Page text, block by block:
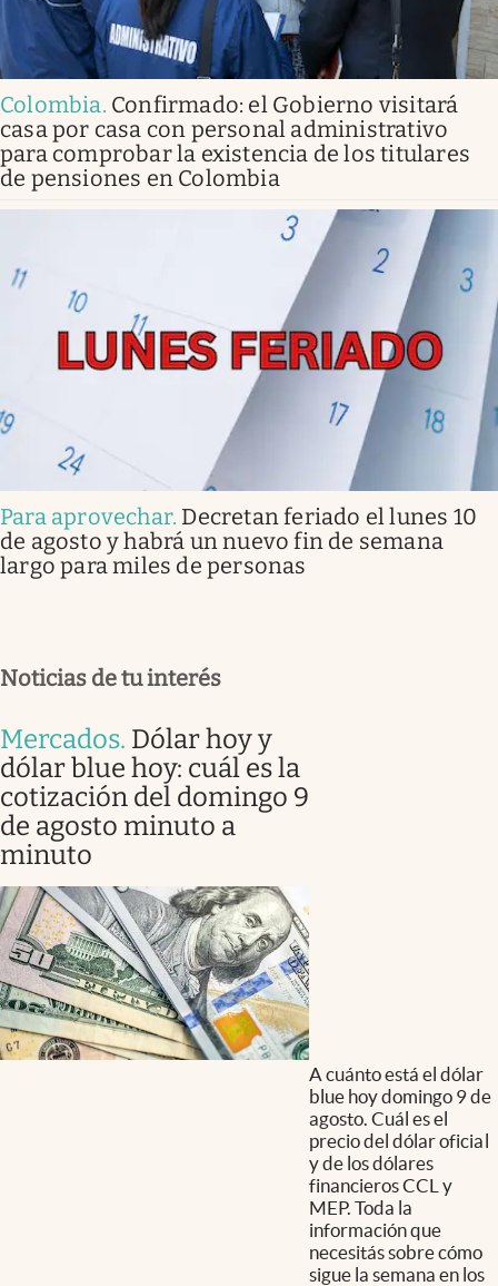
Colombia. Confirmado: el Gobierno visitará
casa por casa con personal administrativo
para comprobar la existencia de los titulares
de pensiones en Colombia
Para aprovechar. Decretan feriado el lunes 10
de agosto y habrá un nuevo fin de semana
largo para miles de personas
Noticias de tu interés
Mercados. Dólar hoy y
dólar blue hoy: cuál es la
cotización del domingo 9
de agosto minuto a
minuto
A cuánto está el dólar
blue hoy domingo 9 de
agosto. Cuál es el
precio del dólar oficial
y de los dólares
financieros CCL y
MEP. Toda la
información que
necesitás sobre cómo
sigue la semana en los